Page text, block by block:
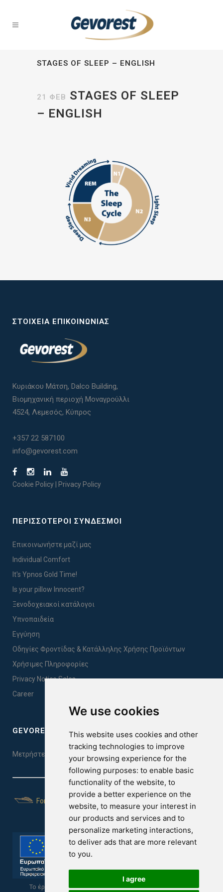
We use cookies
This website uses cookies and other
tracking technologies to improve
your browsing experience for the
following purposes: to enable basic
functionality of the website, to
provide a better experience on the
website, to measure your interest in
our products and services and to
personalize marketing interactions,
to deliver ads that are more relevant
to you.
I agree
STAGES OF SLEEP – ENGLISH
21 ΦΕΒ STAGES OF SLEEP
– ENGLISH
ΣΤΟΙΧΕΊΑ ΕΠΙΚΟΙΝΩΝΊΑΣ
Κυριάκου Μάτση, Dalco Building,
Βιομηχανική περιοχή Μοναγρούλλι
4524, Λεμεσός, Κύπρος
+357 22 587100
info@gevorest.com
Cookie Policy Privacy Policy
ΠΕΡΙΣΣΟΤΕΡΟΙ ΣΥΝΔΕΣΜΟΙ
Επικοινωνήστε μαζί μας
Individual Comfort
It's Ypnos Gold Time!
Is your pillow Innocent?
Ξενοδοχειακοί κατάλογοι
Υπνοπαιδεία
Εγγύηση
Οδηγίες Φροντίδας & Κατάλληλης Χρήσης Προϊόντων
Χρήσιμες Πληροφορίες
Privacy Notice Sales
Career
GEVOREST SLEEP QUALITY INDEX
Μετρήστε την ποιότητα του ύπνου σας. Κάντε το τεστ εδώ!
For Yachts
Το έργο υποβλήθηκε στα πλαίσια του Σχεδίου Ψηφιακής